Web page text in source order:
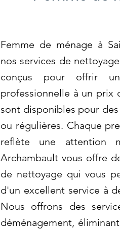
Femme de ménage à
nos services de
conçus pour offrir
professionnelle à un prix
sont disponibles pour
ou régulières. Chaque
reflète une attention
Archambault vous offre
de nettoyage qui vous
d'un excellent service à
Nous offrons des
déménagement,